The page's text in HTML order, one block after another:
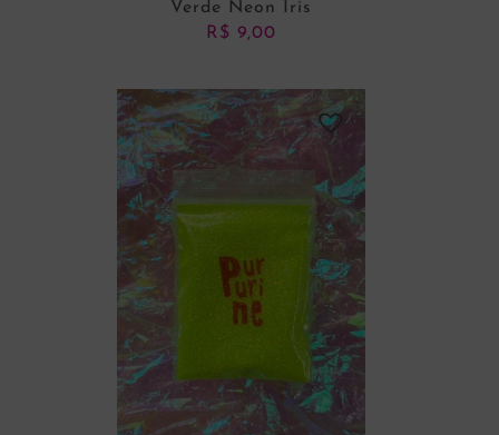
ADICIONAR AO CARRINHO
Verde Neon Ìris
R$ 9,00